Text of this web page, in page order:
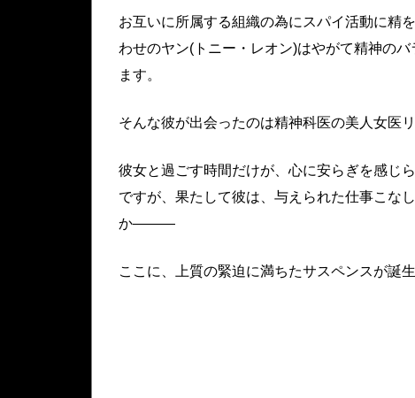
お互いに所属する組織の為にスパイ活動に精
わせのヤン(トニー・レオン)はやがて精神の
ます。
そんな彼が出会ったのは精神科医の美人女医
彼女と過ごす時間だけが、心に安らぎを感じ
ですが、果たして彼は、与えられた仕事こな
か―――
ここに、上質の緊迫に満ちたサスペンスが誕生